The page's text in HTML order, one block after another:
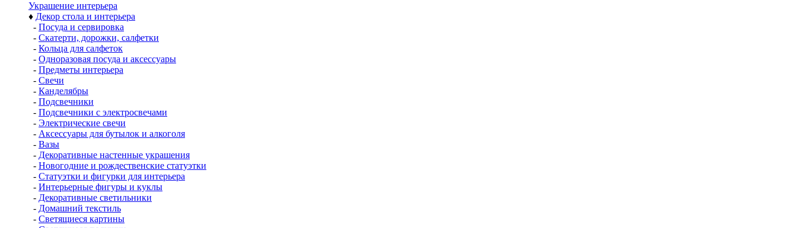
Украшение интерьера
♦ Декор стола и интерьера
- Посуда и сервировка
- Скатерти, дорожки, салфетки
- Кольца для салфеток
- Одноразовая посуда и аксессуары
- Предметы интерьера
- Свечи
- Канделябры
- Подсвечники
- Подсвечники с электросвечами
- Электрические свечи
- Аксессуары для бутылок и алкоголя
- Вазы
- Декоративные настенные украшения
- Новогодние и рождественские статуэтки
- Статуэтки и фигурки для интерьера
- Интерьерные фигуры и куклы
- Декоративные светильники
- Домашний текстиль
- Светящиеся картины